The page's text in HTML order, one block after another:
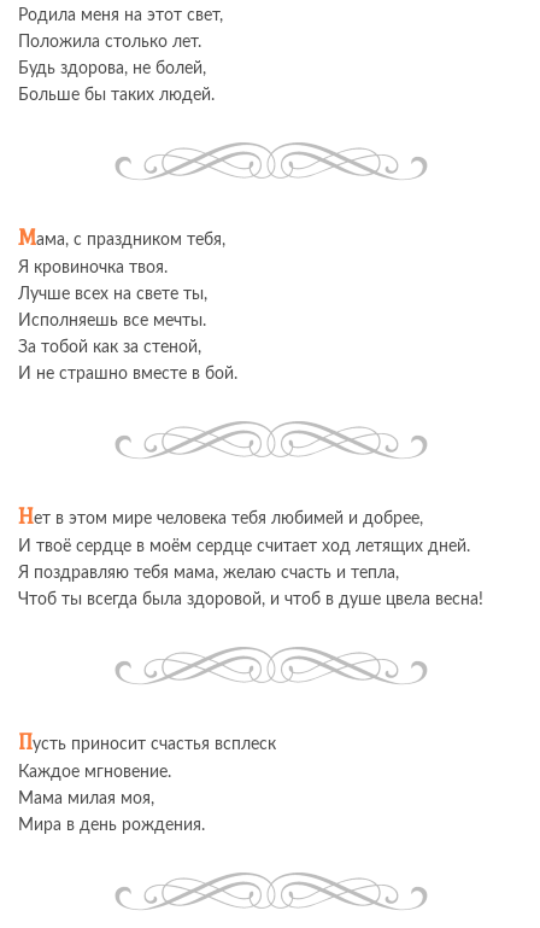
Родила меня на этот свет,
Положила столько лет.
Будь здорова, не болей,
Больше бы таких людей.
Мама, с праздником тебя,
Я кровиночка твоя.
Лучше всех на свете ты,
Исполняешь все мечты.
За тобой как за стеной,
И не страшно вместе в бой.
Нет в этом мире человека тебя любимей и добрее,
И твоё сердце в моём сердце считает ход летящих дней.
Я поздравляю тебя мама, желаю счасть и тепла,
Чтоб ты всегда была здоровой, и чтоб в душе цвела весна!
Пусть приносит счастья всплеск
Каждое мгновение.
Мама милая моя,
Мира в день рождения.